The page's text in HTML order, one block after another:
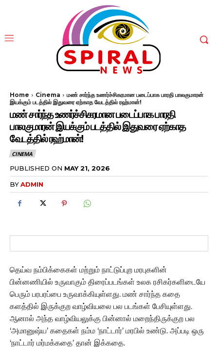
Home Cinema
மண் சார்ந்த உணர்ச்சிகரமான படைப்பாக பாரதி பாலகுமாரன்
இயக்கும் படத்தில் இதுவரை ஏற்காத வேடத்தில் ரஹ்மான்!
மண் சார்ந்த உணர்ச்சிகரமான படைப்பாக பாரதி
பாலகுமாரன் இயக்கும் படத்தில் இதுவரை ஏற்காத
வேடத்தில் ரஹ்மான்!
CINEMA
PUBLISHED ON MAY 21, 2026
BYADMIN
தெய்வ நம்பிக்கைகள் மற்றும் நாட்டுப்புற மரபுகளின்
பின்னணியில் உருவாகும் திரைப்படங்கள் உலக ரசிகர்களிடையே
பெரும் பரபரப்பை உருவாக்கியுள்ளது. மண் சார்ந்த கதை
களத்தில் இருக்குற வாழ்வியலை பல படங்கள் பேசியுள்ளது.
ஆனால் அந்த வாழ்வியலுக்கு பின்னால் மறைந்திருக்குற பல
‘அமானுஷ்ய’ கதைகள் நம்ம ‘நாட்டார்’ மரபில் உண்டு. அப்படி ஒரு
‘நாட்டார் மர்மக்கதை’ தான் இக்கதை.